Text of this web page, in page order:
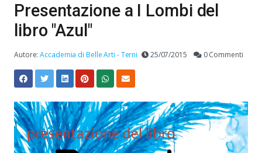
Presentazione a I Lombi del
libro "Azul"
Autore:Accademia di Belle Arti - Terni 25/07/2015 0 Commenti